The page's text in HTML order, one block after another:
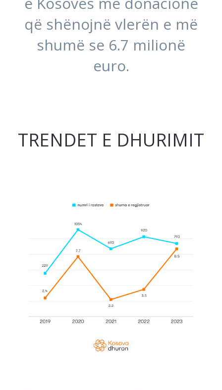
që shënojnë vlerën e më
shumë se 6.7 milionë
euro.
TRENDET E DHURIMIT